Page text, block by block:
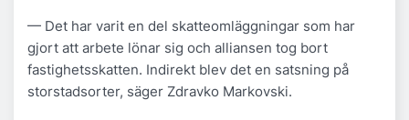
— Det har varit en del skatteomläggningar som har
gjort att arbete lönar sig och alliansen tog bort
fastighetsskatten. Indirekt blev det en satsning på
storstadsorter, säger Zdravko Markovski.